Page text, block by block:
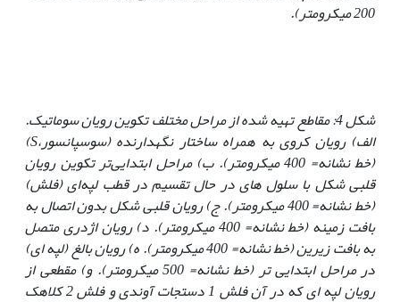
200 میکرو‌متر)
.
شکل 4: مقاطع تهیه شده از مراحل مختلف تکوین رویان سوماتیک.
الف) رویان کروی به همراه ساختار نگهدارنده (سوسپانسور،S
)
(خط نشانه= 400 میکرو‌متر). ب) مراحل ابتدایی‌تر تکوین رویان
قلبی شکل با سلول های در حال تقسیم در قطب لپه‌ای (فلش)
(خط نشانه= 400 میکرو‌متر). ج) رویان قلبی شکل بدون اتصال به
بافت زمینه (خط نشانه= 400 میکرو‌متر). د) رویان اژدری متصل
به بافت زیرین (خط نشانه= 400 میکرو‌متر). ه) رویان بالغ (لپه ای)
در مراحل ابتدایی تر (خط نشانه= 500 میکرو‌متر). و) مقطعی از
رویان لپه ای که در آن فلش 1‌ دستجات آوندی و فلش 2 کلاهک